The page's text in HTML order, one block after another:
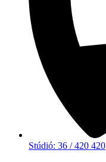
Stúdió: 36 / 420 420